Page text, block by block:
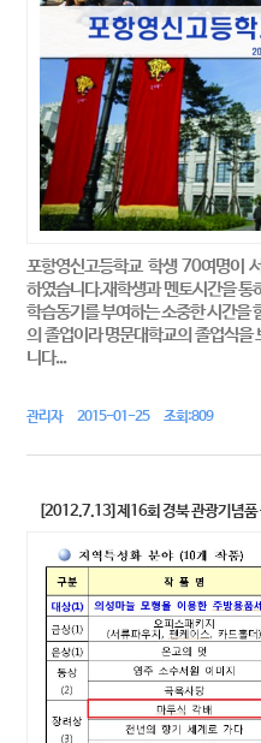
포항영신고등학교 학생 70여명이
하였습니다.재학생과 멘토시간을 통
학습동기를 부여하는 소중한 시간을
의 졸업이라 명문대학교의 졸업식을
니다...
관리자 2015-01-25 조회:809
[2012.7.13]제16회 경북 관광기념품